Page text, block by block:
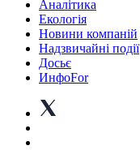
Аналітика
Екологія
Новини компаній
Надзвичайні події
Досьє
ИнфоFor